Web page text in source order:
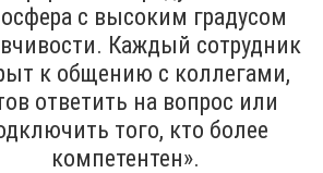
с высоким градусом
Каждый сотрудник
к общению с коллегами,
ответить на вопрос или
того, кто более
компетентен».